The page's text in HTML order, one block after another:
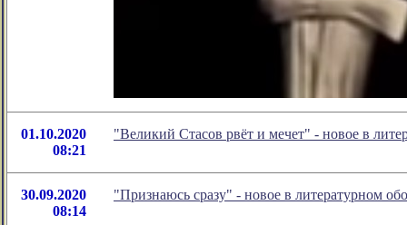
01.10.2020
08:21
"Великий Стасов рвёт и мечет" - новое в
30.09.2020
08:14
"Признаюсь сразу" - новое в литературном